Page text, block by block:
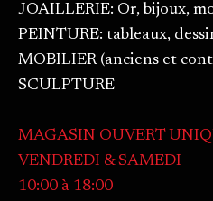
JOAILLERIE: Or, bijoux,
PEINTURE: tableaux,
MOBILIER (anciens et
SCULPTURE
MAGASIN OUVERT
VENDREDI & SAMEDI
10:00 à 18:00